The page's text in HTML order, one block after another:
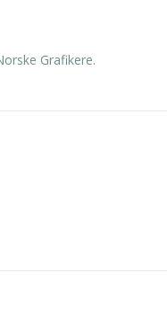
Grafikere.